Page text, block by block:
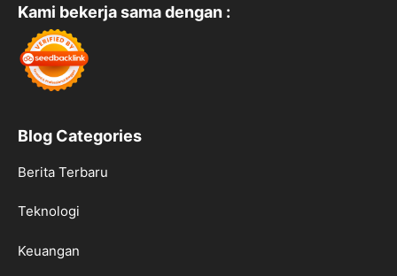
Kami bekerja sama dengan :
Blog Categories
Berita Terbaru
Teknologi
Keuangan